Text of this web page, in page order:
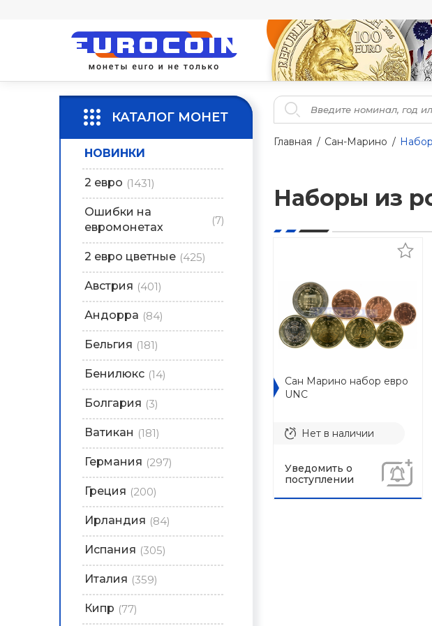
КАТАЛОГ МОНЕТ
НОВИНКИ
2 евро (1431)
Ошибки на
евромонетах
(7)
2 евро цветные (425)
Австрия (401)
Андорра (84)
Бельгия (181)
Бенилюкс (14)
Болгария (3)
Ватикан (181)
Германия (297)
Греция (200)
Ирландия (84)
Испания (305)
Италия (359)
Кипр (77)
Главная Сан-Марино
Наборы из
Сан Марино набор евро
UNC
Нет в наличии
Уведомить о
поступлении